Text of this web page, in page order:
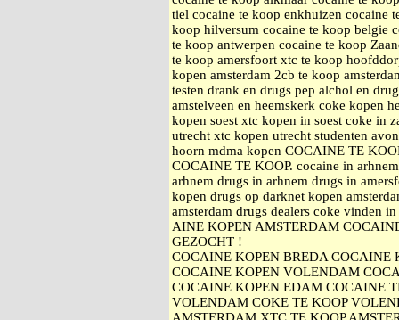
tiel cocaine te koop enkhuizen cocaine
koop hilversum cocaine te koop belgie
te koop antwerpen cocaine te koop
te koop amersfoort xtc te koop
kopen amsterdam 2cb te koop
testen drank en drugs pep alchol en
amstelveen en heemskerk coke kopen
kopen soest xtc kopen in soest coke in
utrecht xtc kopen utrecht studenten
hoorn mdma kopen COCAINE TE
COCAINE TE KOOP. cocaine in
arhnem drugs in arhnem drugs in
kopen drugs op darknet kopen
amsterdam drugs dealers coke vinden
AINE KOPEN AMSTERDAM
GEZOCHT !
COCAINE KOPEN BREDA
COCAINE KOPEN VOLENDAM
COCAINE KOPEN EDAM COCAINE
VOLENDAM COKE TE KOOP